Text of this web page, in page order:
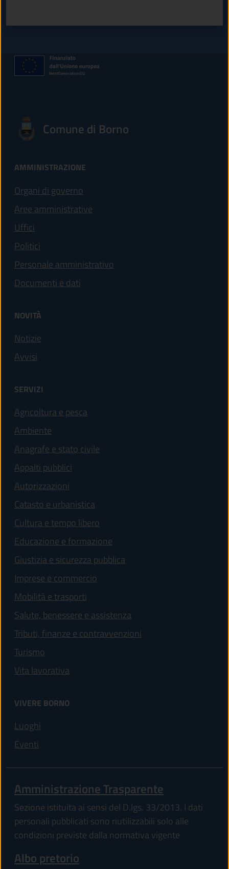
Comune di Borno
AMMINISTRAZIONE
Organi di governo
Aree amministrative
Uffici
Politici
Personale amministrativo
Documenti e dati
NOVITÀ
Notizie
Avvisi
SERVIZI
Agricoltura e pesca
Ambiente
Anagrafe e stato civile
Appalti pubblici
Autorizzazioni
Catasto e urbanistica
Cultura e tempo libero
Educazione e formazione
Giustizia e sicurezza pubblica
Imprese e commercio
Mobilità e trasporti
Salute, benessere e assistenza
Tributi, finanze e contravvenzioni
Turismo
Vita lavorativa
VIVERE BORNO
Luoghi
Eventi
Amministrazione Trasparente
Sezione istituita ai sensi del D.lgs. 33/2013. I dati
personali pubblicati sono riutilizzabili solo alle
condizioni previste dalla normativa vigente
Albo pretorio